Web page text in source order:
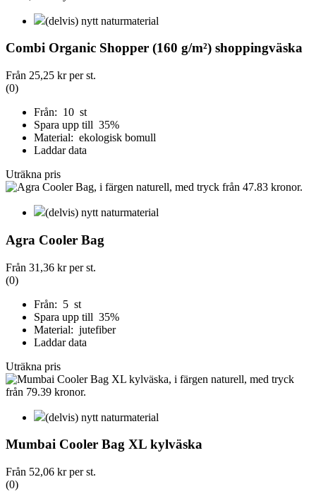
(delvis) nytt naturmaterial
Combi Organic Shopper (160 g/m²) shoppingväska
Från 25,25 krper st.
(0)
Från: 10 st
Spara upp till 35%
Material: ekologisk bomull
Laddar data
Uträkna pris
(delvis) nytt naturmaterial
Agra Cooler Bag
Från 31,36 krper st.
(0)
Från: 5 st
Spara upp till 35%
Material: jutefiber
Laddar data
Uträkna pris
(delvis) nytt naturmaterial
Mumbai Cooler Bag XL kylväska
Från 52,06 krper st.
(0)